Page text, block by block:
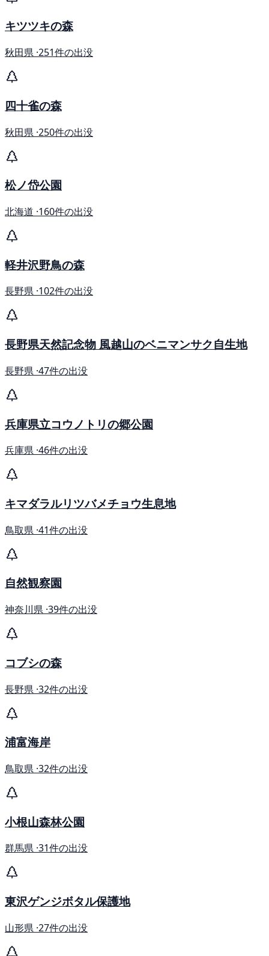
キツツキの森
秋田県 ·251件の出没
四十雀の森
秋田県 ·250件の出没
松ノ岱公園
北海道 ·160件の出没
軽井沢野鳥の森
長野県 ·102件の出没
長野県天然記念物 風越山のベニマンサク自生地
長野県 ·47件の出没
兵庫県立コウノトリの郷公園
兵庫県 ·46件の出没
キマダラルリツバメチョウ生息地
鳥取県 ·41件の出没
自然観察園
神奈川県 ·39件の出没
コブシの森
長野県 ·32件の出没
浦富海岸
鳥取県 ·32件の出没
小根山森林公園
群馬県 ·31件の出没
東沢ゲンジボタル保護地
山形県 ·27件の出没